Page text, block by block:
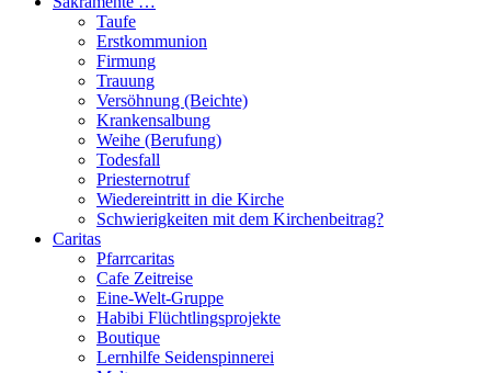
Taufe
Erstkommunion
Firmung
Trauung
Versöhnung (Beichte)
Krankensalbung
Weihe (Berufung)
Todesfall
Priesternotruf
Wiedereintritt in die Kirche
Schwierigkeiten mit dem Kirchenbeitrag?
Caritas
Pfarrcaritas
Cafe Zeitreise
Eine-Welt-Gruppe
Habibi Flüchtlingsprojekte
Boutique
Lernhilfe Seidenspinnerei